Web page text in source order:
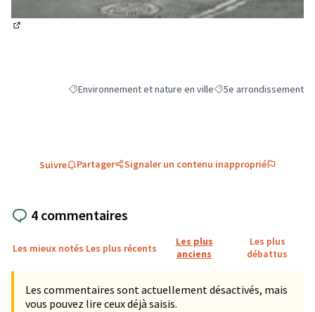
Filtrer les résultats de la catégorie : Environnement et
Environnement et nature en villeFiltrer les résultats
5e arrondissement
Suivre Partager Signaler un contenu inapproprié
4 commentaires
Les mieux notés Les plus récents
Les plus
anciens
Les plus
débattus
Les commentaires sont actuellement désactivés, mais
vous pouvez lire ceux déjà saisis.